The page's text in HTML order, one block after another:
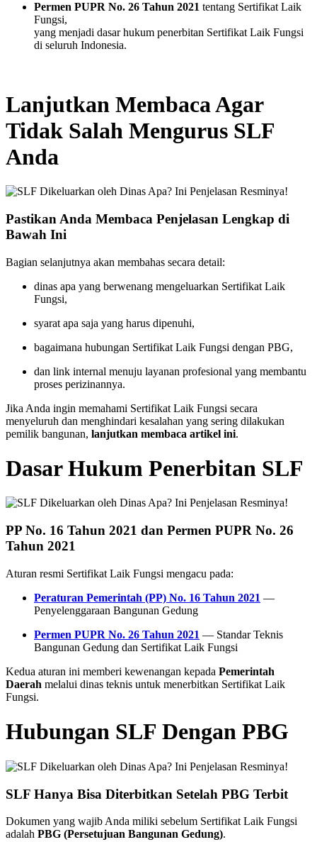
Permen PUPR No. 26 Tahun 2021 tentang Sertifikat Laik
Fungsi,
yang menjadi dasar hukum penerbitan Sertifikat Laik Fungsi
di seluruh Indonesia.
Lanjutkan Membaca Agar
Tidak Salah Mengurus SLF
Anda
Pastikan Anda Membaca Penjelasan Lengkap di
Bawah Ini
Bagian selanjutnya akan membahas secara detail:
dinas apa yang berwenang mengeluarkan Sertifikat Laik
Fungsi,
syarat apa saja yang harus dipenuhi,
bagaimana hubungan Sertifikat Laik Fungsi dengan PBG,
dan link internal menuju layanan profesional yang membantu
proses perizinannya.
Jika Anda ingin memahami Sertifikat Laik Fungsi secara
menyeluruh dan menghindari kesalahan yang sering dilakukan
pemilik bangunan, lanjutkan membaca artikel ini.
Dasar Hukum Penerbitan SLF
PP No. 16 Tahun 2021 dan Permen PUPR No. 26
Tahun 2021
Aturan resmi Sertifikat Laik Fungsi mengacu pada:
Peraturan Pemerintah (PP) No. 16 Tahun 2021 —
Penyelenggaraan Bangunan Gedung
Permen PUPR No. 26 Tahun 2021 — Standar Teknis
Bangunan Gedung dan Sertifikat Laik Fungsi
Kedua aturan ini memberi kewenangan kepada Pemerintah
Daerah melalui dinas teknis untuk menerbitkan Sertifikat Laik
Fungsi.
Hubungan SLF Dengan PBG
SLF Hanya Bisa Diterbitkan Setelah PBG Terbit
Dokumen yang wajib Anda miliki sebelum Sertifikat Laik Fungsi
adalah PBG (Persetujuan Bangunan Gedung).